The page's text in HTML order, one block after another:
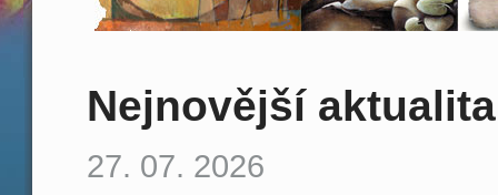
Nejnovější
27. 07. 2026